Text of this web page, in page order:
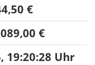
€
€
19:20:28 Uhr